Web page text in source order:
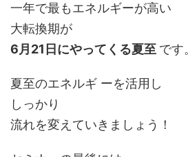
一年で最もエネルギーが高い
大転換期が
6月21日にやってくる夏至 です。
夏至のエネルギ ーを活用し
しっかり
流れを変えていきましょう！